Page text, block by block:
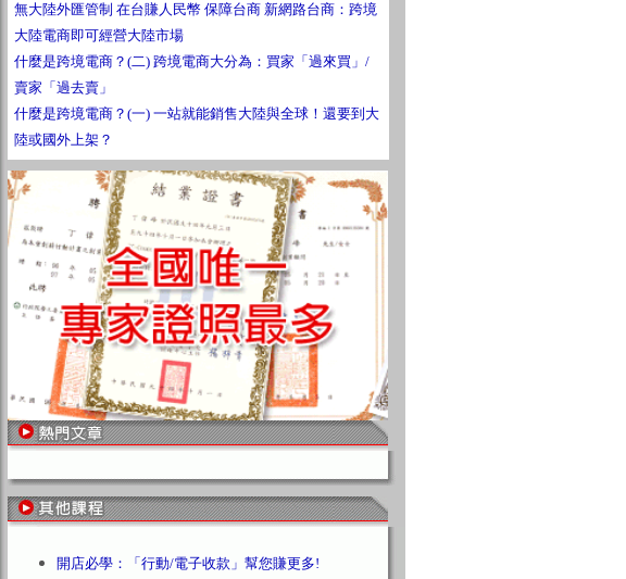
無大陸外匯管制 在台賺人民幣 保障台商 新網路台商：跨境
大陸電商即可經營大陸市場
什麼是跨境電商？(二) 跨境電商大分為：買家「過來買」/
賣家「過去賣」
什麼是跨境電商？(一) 一站就能銷售大陸與全球！還要到大
陸或國外上架？
開店必學：「行動/電子收款」幫您賺更多!